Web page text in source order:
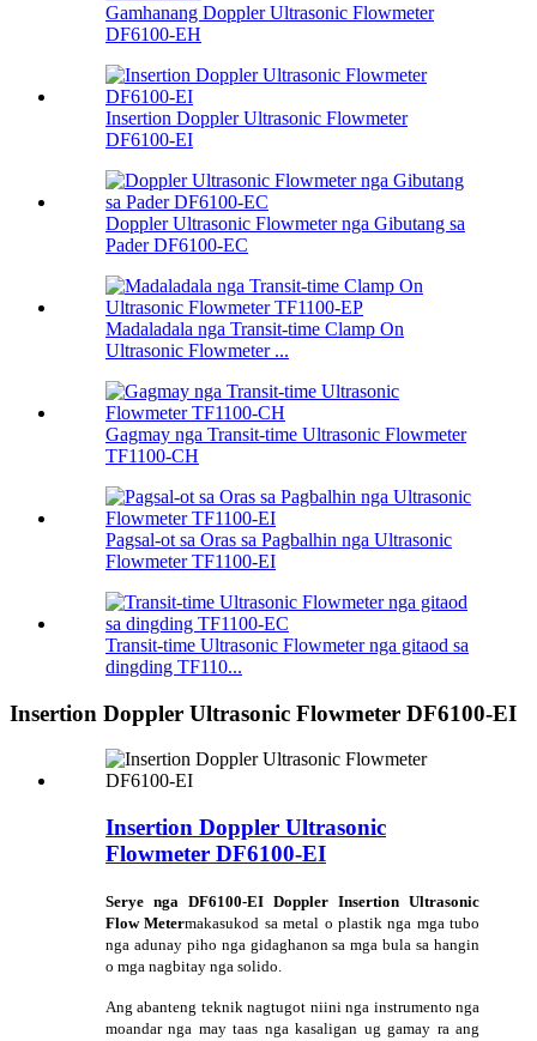
Gamhanang Doppler Ultrasonic Flowmeter
DF6100-EH
Insertion Doppler Ultrasonic Flowmeter
DF6100-EI
Doppler Ultrasonic Flowmeter nga Gibutang sa
Pader DF6100-EC
Madaladala nga Transit-time Clamp On
Ultrasonic Flowmeter ...
Gagmay nga Transit-time Ultrasonic Flowmeter
TF1100-CH
Pagsal-ot sa Oras sa Pagbalhin nga Ultrasonic
Flowmeter TF1100-EI
Transit-time Ultrasonic Flowmeter nga gitaod sa
dingding TF110...
Insertion Doppler Ultrasonic Flowmeter DF6100-EI
Insertion Doppler Ultrasonic
Flowmeter DF6100-EI
Serye nga DF6100-EI Doppler Insertion Ultrasonic
Flow Metermakasukod sa metal o plastik nga mga tubo
nga adunay piho nga gidaghanon sa mga bula sa hangin
o mga nagbitay nga solido.
Ang abanteng teknik nagtugot niini nga instrumento nga
moandar nga may taas nga kasaligan ug gamay ra ang